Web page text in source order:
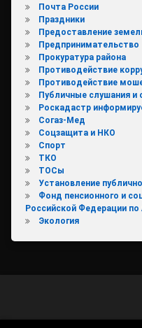
Почта России
Праздники
Предоставление
Предпринимательство
Прокуратура района
Противодействие
Противодействие
Публичные слушания
Роскадастр
Согаз-Мед
Соцзащита и НКО
Спорт
ТКО
ТОСы
Установление
Фонд пенсионного и
Российской Федерации
Экология